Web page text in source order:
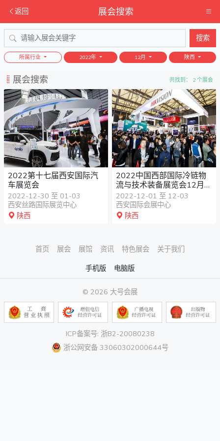
返回 展会搜索
搜索
所属行业 2022年 12月 陕西
展会搜索 共找到： 2 个展会
2022第十七届西安国际汽
车展览会
2022-12-30 至 01-03
西安丝路国际展览中心
陕西
2022中国西部国际冷链物
流与技术装备展览会12月西
安举行
2022-12-01 至 12-03
西安国际会展中心
陕西
首页 展会 展馆 资讯 特色展会
关于我们
手机版
电脑版
© 2026 大号会展
ICP备案号: 浙B2-20080238
浙公网安备 33060302000644号